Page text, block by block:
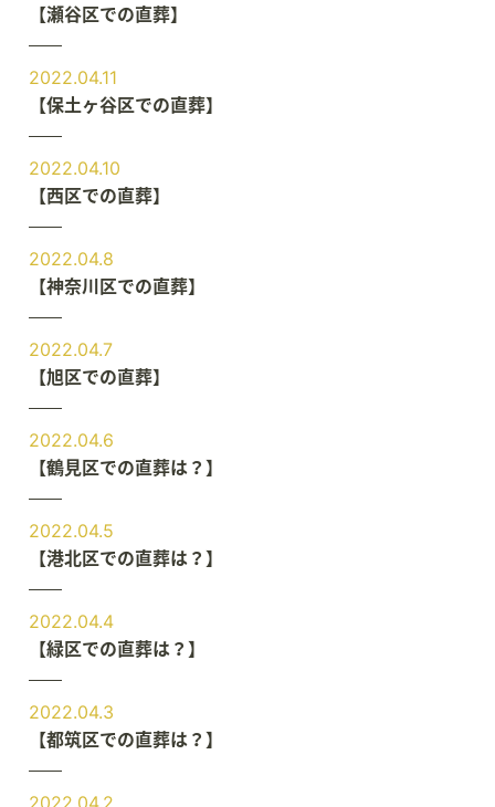
【瀬谷区での直葬】
2022.04.11
【保土ヶ谷区での直葬】
2022.04.10
【西区での直葬】
2022.04.8
【神奈川区での直葬】
2022.04.7
【旭区での直葬】
2022.04.6
【鶴見区での直葬は？】
2022.04.5
【港北区での直葬は？】
2022.04.4
【緑区での直葬は？】
2022.04.3
【都筑区での直葬は？】